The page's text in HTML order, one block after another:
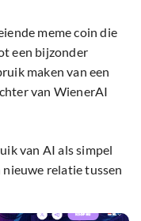
meme coin die
een bijzonder
maken van een
van WienerAI
van AI als simpel
relatie tussen